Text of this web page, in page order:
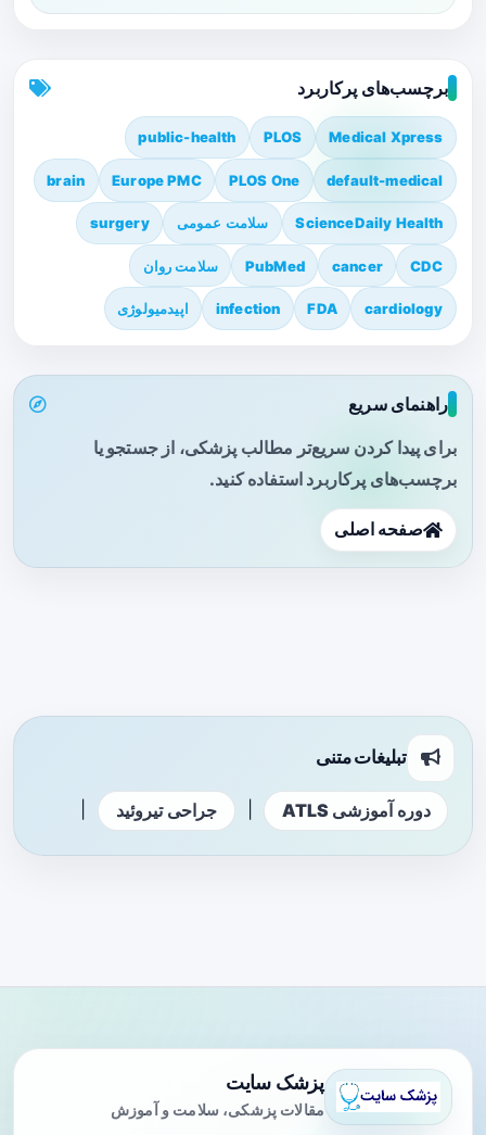
برچسب‌های پرکاربرد
Medical Xpress
PLOS
public-health
default-medical
PLOS One
Europe PMC
brain
ScienceDaily Health سلامت عمومی surgery
CDC
cancer
PubMed سلامت روان
cardiology
FDA
infection اپیدمیولوژی
راهنمای سریع
برای پیدا کردن سریع‌تر مطالب پزشکی، از جستجو یا
برچسب‌های پرکاربرد استفاده کنید.
صفحه اصلی
تبلیغات متنی
دوره آموزشی ATLS جراحی تیروئید
پزشک سایت
مقالات پزشکی، سلامت و آموزش